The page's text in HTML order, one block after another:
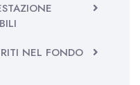
NEL FONDO